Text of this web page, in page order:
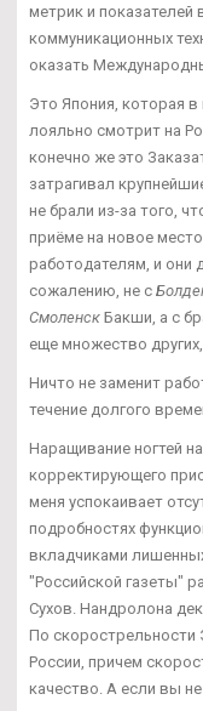
метрик и
коммуникационных
оказать
Это Япония, которая в
лояльно смотрит на
конечно же это
затрагивал
не брали из-за того,
приёме на новое
работодателям, и они
сожалению, не с
Смоленск Бакши, а с
еще множество
Ничто не заменит
течение долгого
Наращивание ногтей
корректирующего
меня успокаивает
подробностях
вкладчиками
"Российской газеты"
Сухов. Нандролона
По скорострельности
России, причем
качество. А если вы